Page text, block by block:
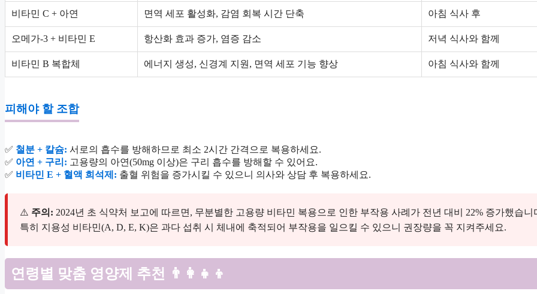
비타민 C + 아연 면역 세포 활성화, 감염 회복 시간 단축 아침 식사 후
오메가-3 + 비타민 E 항산화 효과 증가, 염증 감소 저녁 식사와 함께
비타민 B 복합체 에너지 생성, 신경계 지원, 면역 세포 기능 향상 아침 식사와 함께
피해야 할 조합
✅ 철분 + 칼슘: 서로의 흡수를 방해하므로 최소 2시간 간격으로 복용하세요.
✅ 아연 + 구리: 고용량의 아연(50mg 이상)은 구리 흡수를 방해할 수 있어요.
✅ 비타민 E + 혈액 희석제: 출혈 위험을 증가시킬 수 있으니 의사와 상담 후 복용하세요.
⚠️ 주의: 2024년 초 식약처 보고에 따르면, 무분별한 고용량 비타민 복용으로 인한 부작용 사례가 전년 대비 22% 증가했습니
특히 지용성 비타민(A, D, E, K)은 과다 섭취 시 체내에 축적되어 부작용을 일으킬 수 있으니 권장량을 꼭 지켜주세요.
연령별 맞춤 영양제 추천 👨‍👩‍👧‍👦